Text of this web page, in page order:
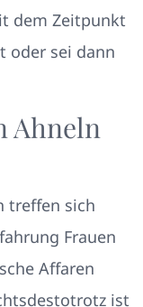
dem Zeitpunkt
oder sei dann
Ahneln
treffen sich
Frauen
Affaren
ist